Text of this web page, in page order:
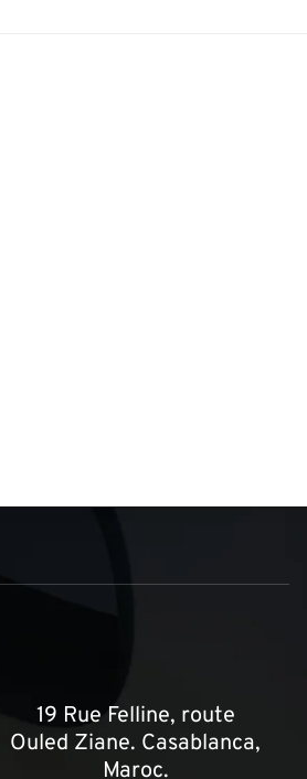
19 Rue Felline, route
Ouled Ziane. Casablanca,
Maroc.